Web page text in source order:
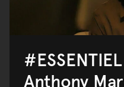
Anthony